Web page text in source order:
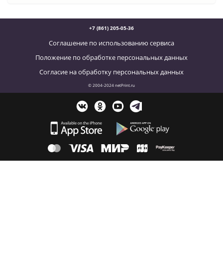
+7 (861) 205-05-36
Соглашение по использованию сервиса
Положение по обработке персональных данных
Согласие на обработку персональных данных
© 2004-2024 netPrint.ru